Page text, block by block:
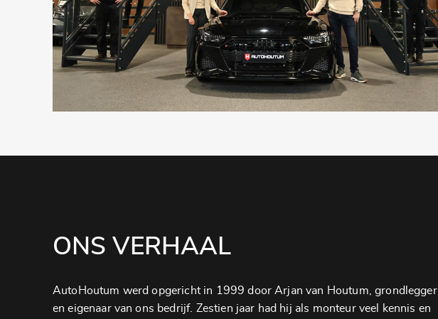
ONS VERHAAL
AutoHoutum werd opgericht in 1999 door Arjan van Houtum, grondlegger
en eigenaar van ons bedrijf. Zestien jaar had hij als monteur veel kennis en